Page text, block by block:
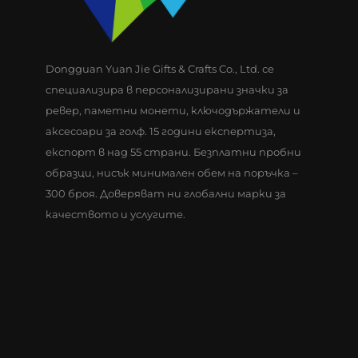
Dongguan Yuan Jie Gifts & Crafts Co., Ltd. се
специализира в персонализирани значки за
ревер, паметни монети, ключодържатели и
аксесоари за голф. 15 години експертиза,
експорт в над 55 страни. Безплатни пробни
образци, нисък минимален обем на поръчка –
300 броя. Доверяват ни глобални марки за
качеството и услугите.